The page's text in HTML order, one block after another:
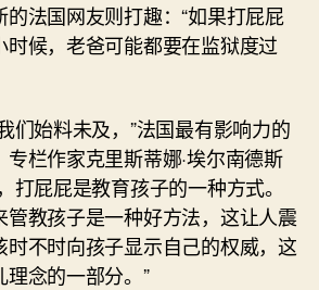
法国网友则打趣：“如果打屁屁
候，老爸可能都要在监狱度过
们始料未及，”法国最有影响力的
栏作家克里斯蒂娜·埃尔南德斯
打屁屁是教育孩子的一种方式。
管教孩子是一种好方法，这让人震
不时向孩子显示自己的权威，这
念的一部分。”